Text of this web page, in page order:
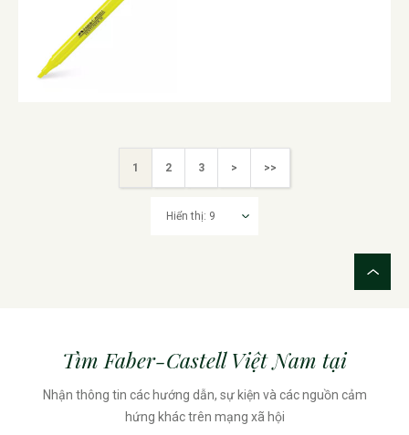
1 2 3 > >>
Tìm Faber-Castell Việt Nam tại
Nhận thông tin các hướng dẫn, sự kiện và các nguồn cảm
hứng khác trên mạng xã hội